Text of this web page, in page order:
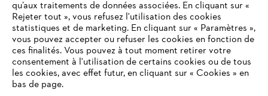
Service
Conditions Générales de Vente
VOTRE NAVIGATEUR INTERNET
N'EST PLUS PRIS EN CHARGE
Vous utilisez un navigateur Internet que nous ne prenons plus
en charge, et certaines fonctionnalités de notre site ne
peuvent fonctionner correctement. Pour une utilisation
qu’aux traitements de données associées. En cliquant sur «
Rejeter tout », vous refusez l'utilisation des cookies
statistiques et de marketing. En cliquant sur « Paramètres »,
vous pouvez accepter ou refuser les cookies en fonction de
ces finalités. Vous pouvez à tout moment retirer votre
consentement à l'utilisation de certains cookies ou de tous
les cookies, avec effet futur, en cliquant sur « Cookies » en
bas de page.